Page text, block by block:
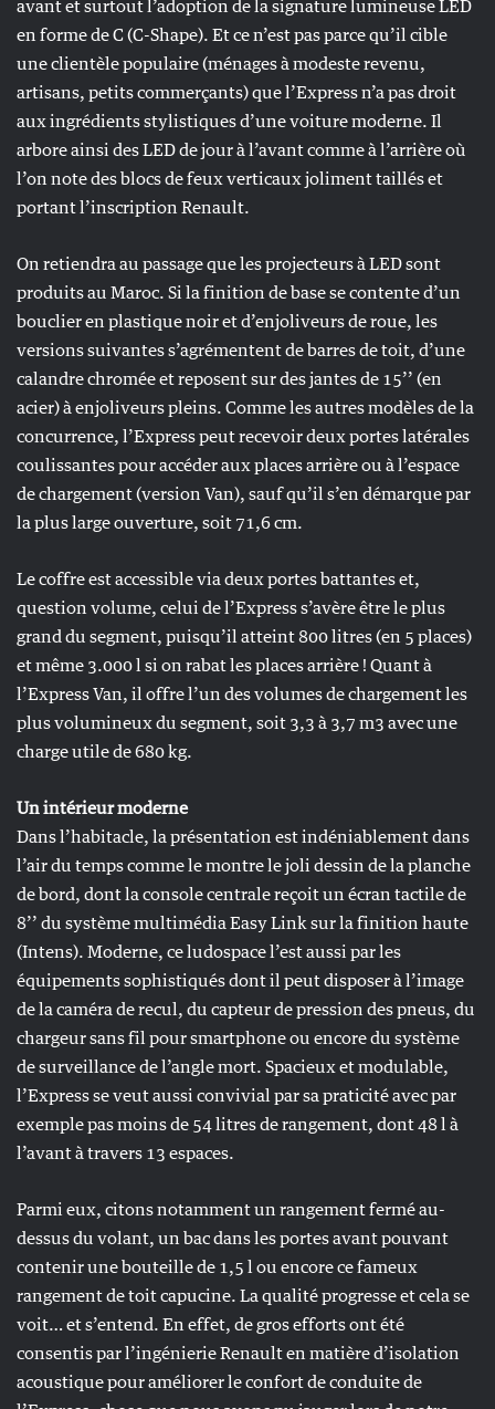
avant et surtout l’adoption de la signature lumineuse LED
en forme de C (C-Shape). Et ce n’est pas parce qu’il cible
une clientèle populaire (ménages à modeste revenu,
artisans, petits commerçants) que l’Express n’a pas droit
aux ingrédients stylistiques d’une voiture moderne. Il
arbore ainsi des LED de jour à l’avant comme à l’arrière où
l’on note des blocs de feux verticaux joliment taillés et
portant l’inscription Renault.
On retiendra au passage que les projecteurs à LED sont
produits au Maroc. Si la finition de base se contente d’un
bouclier en plastique noir et d’enjoliveurs de roue, les
versions suivantes s’agrémentent de barres de toit, d’une
calandre chromée et reposent sur des jantes de 15’’ (en
acier) à enjoliveurs pleins. Comme les autres modèles de la
concurrence, l’Express peut recevoir deux portes latérales
coulissantes pour accéder aux places arrière ou à l’espace
de chargement (version Van), sauf qu’il s’en démarque par
la plus large ouverture, soit 71,6 cm.
Le coffre est accessible via deux portes battantes et,
question volume, celui de l’Express s’avère être le plus
grand du segment, puisqu’il atteint 800 litres (en 5 places)
et même 3.000 l si on rabat les places arrière ! Quant à
l’Express Van, il offre l’un des volumes de chargement les
plus volumineux du segment, soit 3,3 à 3,7 m3 avec une
charge utile de 680 kg.
Un intérieur moderne
Dans l’habitacle, la présentation est indéniablement dans
l’air du temps comme le montre le joli dessin de la planche
de bord, dont la console centrale reçoit un écran tactile de
8’’ du système multimédia Easy Link sur la finition haute
(Intens). Moderne, ce ludospace l’est aussi par les
équipements sophistiqués dont il peut disposer à l’image
de la caméra de recul, du capteur de pression des pneus, du
chargeur sans fil pour smartphone ou encore du système
de surveillance de l’angle mort. Spacieux et modulable,
l’Express se veut aussi convivial par sa praticité avec par
exemple pas moins de 54 litres de rangement, dont 48 l à
l’avant à travers 13 espaces.
Parmi eux, citons notamment un rangement fermé au-
dessus du volant, un bac dans les portes avant pouvant
contenir une bouteille de 1,5 l ou encore ce fameux
rangement de toit capucine. La qualité progresse et cela se
voit… et s’entend. En effet, de gros efforts ont été
consentis par l’ingénierie Renault en matière d’isolation
acoustique pour améliorer le confort de conduite de